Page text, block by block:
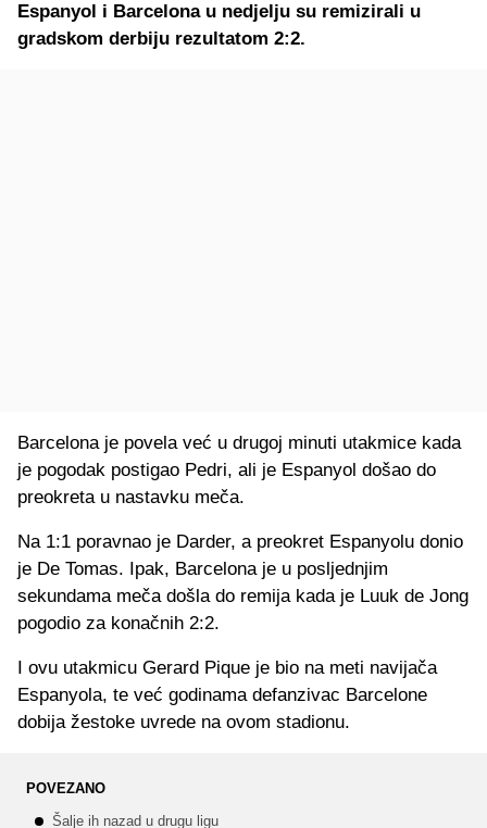
Espanyol i Barcelona u nedjelju su remizirali u
gradskom derbiju rezultatom 2:2.
Barcelona je povela već u drugoj minuti utakmice kada
je pogodak postigao Pedri, ali je Espanyol došao do
preokreta u nastavku meča.
Na 1:1 poravnao je Darder, a preokret Espanyolu donio
je De Tomas. Ipak, Barcelona je u posljednjim
sekundama meča došla do remija kada je Luuk de Jong
pogodio za konačnih 2:2.
I ovu utakmicu Gerard Pique je bio na meti navijača
Espanyola, te već godinama defanzivac Barcelone
dobija žestoke uvrede na ovom stadionu.
POVEZANO
Šalje ih nazad u drugu ligu